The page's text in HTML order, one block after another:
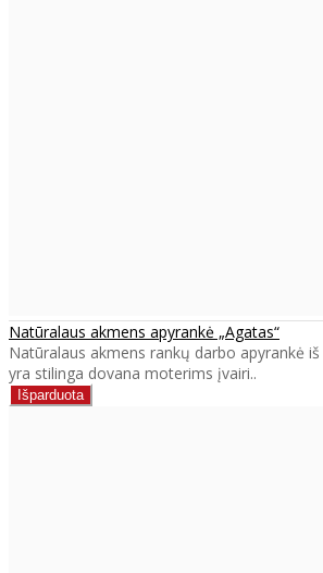
Natūralaus akmens apyrankė „Agatas“
Natūralaus akmens rankų darbo apyrankė
yra stilinga dovana moterims įvairi..